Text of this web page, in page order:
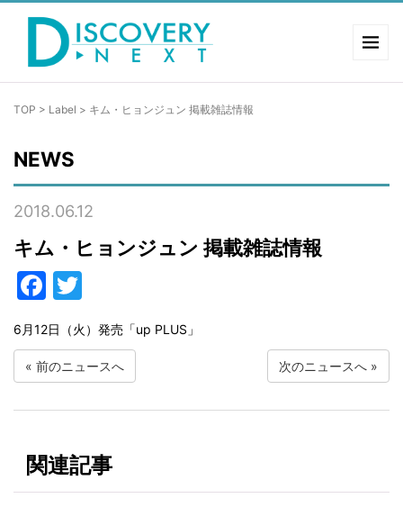
TOP > Label > キム・ヒョンジュン 掲載雑誌情報
NEWS
2018.06.12
キム・ヒョンジュン 掲載雑誌情報
Facebook
6月12日（火）発売「up PLUS」
« 前のニュースへ 次のニュースへ »
関連記事